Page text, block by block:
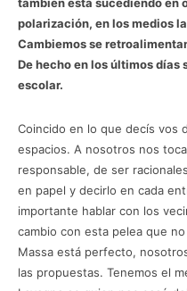
polarización, en los medios
Cambiemos se
De hecho en los últimos días
escolar.
Coincido en lo que decís vos
espacios. A nosotros nos
responsable, de ser
en papel y decirlo en cada
importante hablar con los
cambio con esta pelea que
Massa está perfecto,
las propuestas. Tenemos el